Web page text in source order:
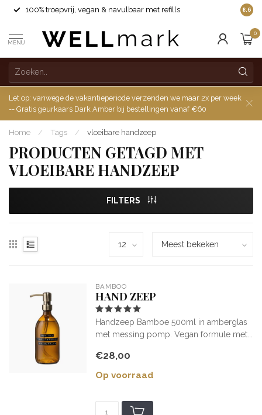
100% troepvrij, vegan & navulbaar met refills 8.6
MENU
0
Let op: vanwege de vakantieperiode verzenden we maar 2x per week
-- Gratis geurkaars Dark Amber bij bestellingen vanaf €60
Home / Tags / vloeibare handzeep
PRODUCTEN GETAGD MET
VLOEIBARE HANDZEEP
FILTERS
BAMBOO
HAND ZEEP
Handzeep Bamboe 500ml in amberglas
met messing pomp. Vegan formule met...
€28,00
Op voorraad